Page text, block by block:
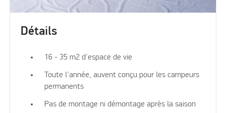
Détails
16 - 35 m2 d'espace de vie
Toute l'année, auvent conçu pour les campeurs
permanents
Pas de montage ni démontage après la saison